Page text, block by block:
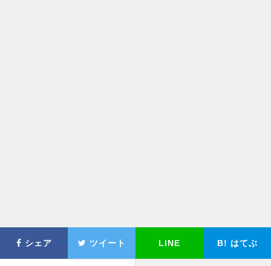
シェア ツイート LINE B! はてぶ